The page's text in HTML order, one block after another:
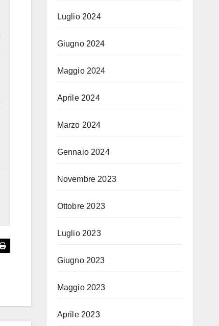
Luglio 2024
Giugno 2024
Maggio 2024
Aprile 2024
Marzo 2024
Gennaio 2024
Novembre 2023
Ottobre 2023
Luglio 2023
Giugno 2023
Maggio 2023
Aprile 2023